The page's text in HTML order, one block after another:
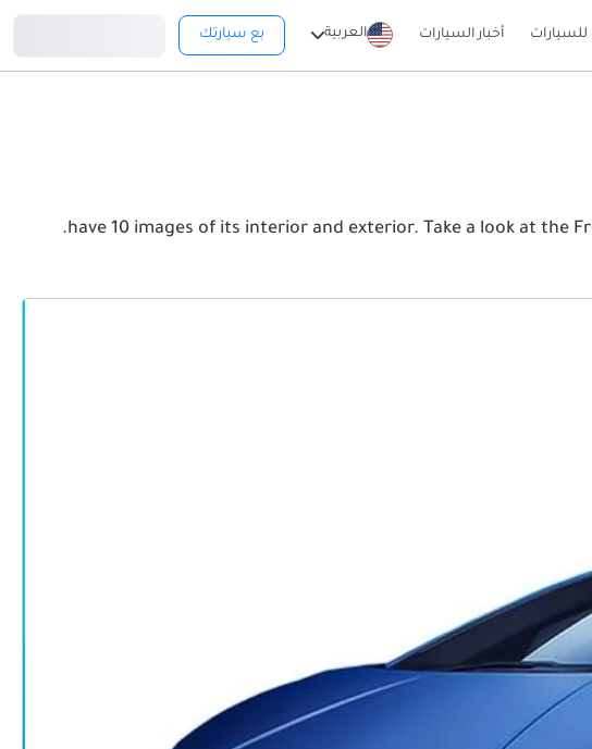
أخبار السيارات العربية بع سيارتك
View the latest لامبورغيني تيمياراريو 2026 image gallery. لامبورغيني تيمياراريو have 10 images of its interior and exterior. Take a look at the Front, Rear and Side profiles.